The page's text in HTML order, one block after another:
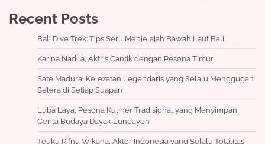
Recent Posts
Bali Dive Trek: Tips Seru Menjelajah Bawah Laut Bali
Karina Nadila, Aktris Cantik dengan Pesona Timur
Sate Madura, Kelezatan Legendaris yang Selalu Menggugah
Selera di Setiap Suapan
Luba Laya, Pesona Kuliner Tradisional yang Menyimpan
Cerita Budaya Dayak Lundayeh
Teuku Rifnu Wikana, Aktor Indonesia yang Selalu Totalitas